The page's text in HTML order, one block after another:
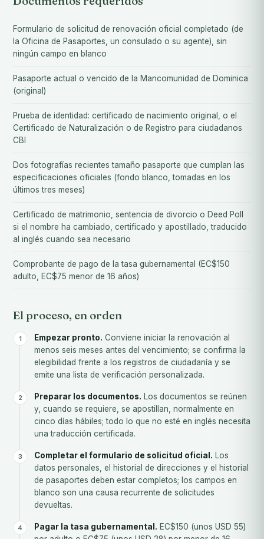
Formulario de solicitud de renovación oficial completado (de
la Oficina de Pasaportes, un consulado o su agente), sin
ningún campo en blanco
Pasaporte actual o vencido de la Mancomunidad de Dominica
(original)
Prueba de identidad: certificado de nacimiento original, o el
Certificado de Naturalización o de Registro para ciudadanos
CBI
Dos fotografías recientes tamaño pasaporte que cumplan las
especificaciones oficiales (fondo blanco, tomadas en los
últimos tres meses)
Certificado de matrimonio, sentencia de divorcio o Deed Poll
si el nombre ha cambiado, certificado y apostillado, traducido
al inglés cuando sea necesario
Comprobante de pago de la tasa gubernamental (EC$150
adulto, EC$75 menor de 16 años)
El proceso, en orden
Empezar pronto. Conviene iniciar la renovación al
menos seis meses antes del vencimiento; se confirma la
elegibilidad frente a los registros de ciudadanía y se
emite una lista de verificación personalizada.
Preparar los documentos. Los documentos se reúnen
y, cuando se requiere, se apostillan, normalmente en
cinco días hábiles; todo lo que no esté en inglés necesita
una traducción certificada.
Completar el formulario de solicitud oficial. Los
datos personales, el historial de direcciones y el historial
de pasaportes deben estar completos; los campos en
blanco son una causa recurrente de solicitudes
devueltas.
Pagar la tasa gubernamental. EC$150 (unos USD 55)